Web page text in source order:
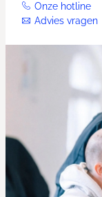
Onze hotline
Advies vragen